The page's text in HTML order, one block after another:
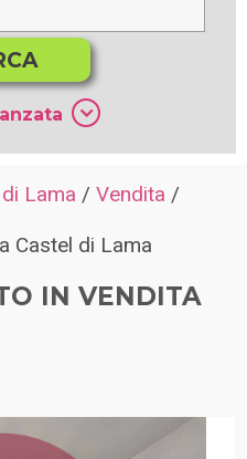
Lama /Vendita /
Castel di Lama
IN VENDITA